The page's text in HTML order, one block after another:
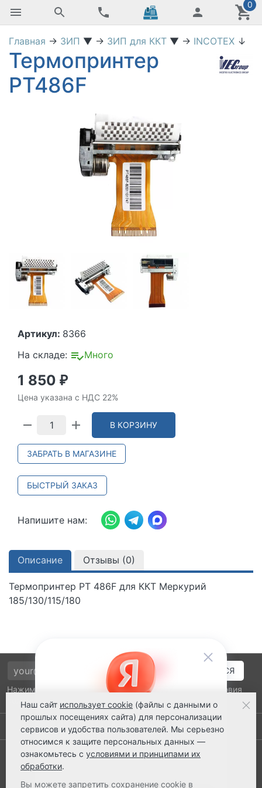
0
Главная → ЗИП ▼ → ЗИП для ККТ ▼ → INCOTEX ↓
Термопринтер
PT486F
Артикул: 8366
На складе:
Много
1 850 ₽
Цена указана с НДС 22%
В КОРЗИНУ
ЗАБРАТЬ В МАГАЗИНЕ
БЫСТРЫЙ ЗАКАЗ
Напишите нам:
Описание Отзывы (0)
Термопринтер РТ 486F для ККТ Меркурий
185/130/115/180
Нажимая на кнопку подтверждения, я принимаю условия
политики обработки персональных данных
Выполнено заказов: 52515
8 800 2018-054
Наш сайт использует cookie (файлы с данными о
прошлых посещениях сайта) для персонализации
сервисов и удобства пользователей. Мы серьезно
относимся к защите персональных данных —
ознакомьтесь с условиями и принципами их
обработки.
Вы можете запретить сохранение cookie в